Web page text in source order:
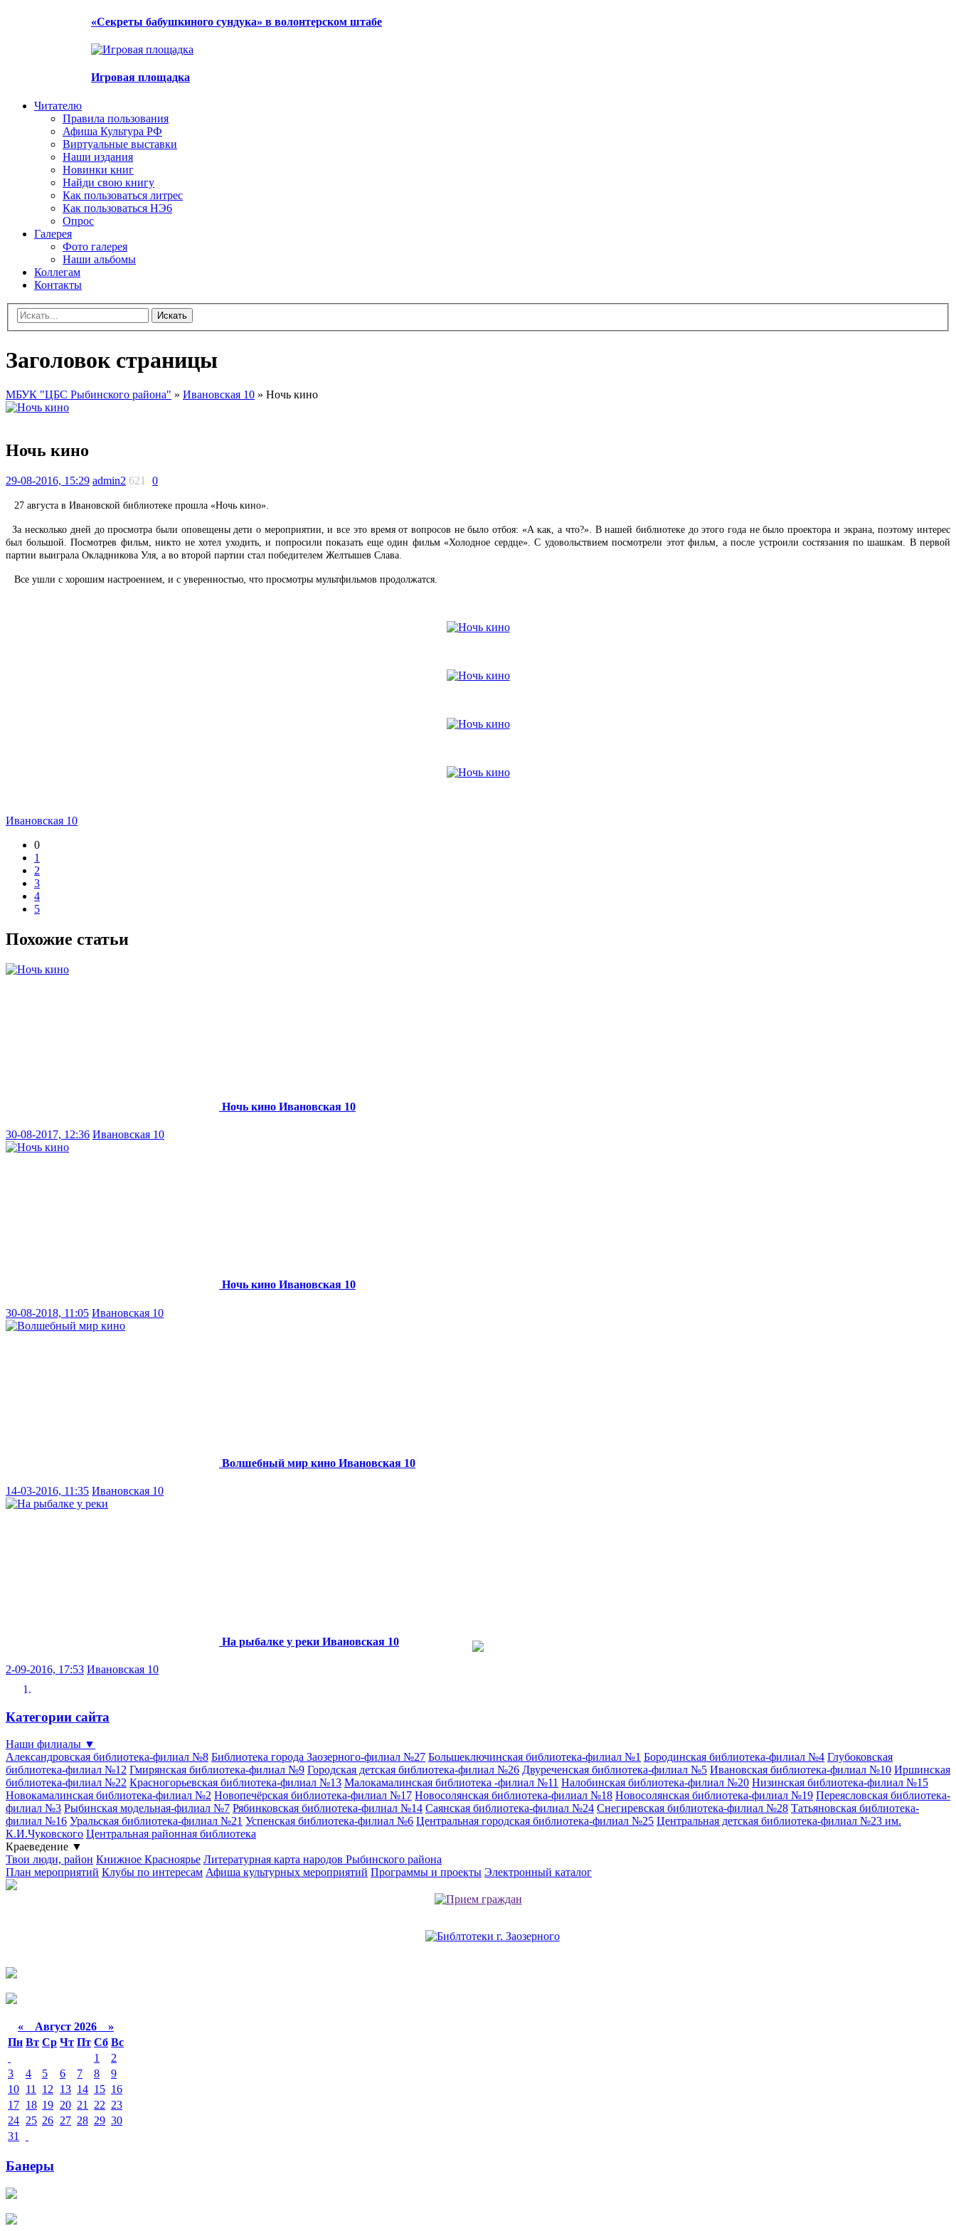
«Секреты бабушкиного сундука» в волонтерском штабе
Игровая площадка
Читателю
Правила пользования
Афиша Культура РФ
Виртуальные выставки
Наши издания
Новинки книг
Найди свою книгу
Как пользоваться литрес
Как пользоваться НЭ6
Опрос
Галерея
Фото галерея
Наши альбомы
Коллегам
Контакты
Искать
Заголовок страницы
МБУК "ЦБС Рыбинского района" » Ивановская 10 » Ночь кино
Ночь кино
29-08-2016, 15:29 admin2 621 0
27 августа в Ивановской библиотеке прошла «Ночь кино».
За несколько дней до просмотра были оповещены дети о мероприятии, и все это время от вопросов не было отбоя: «А как, а что?». В нашей библиотеке до этого года не было проектора и экрана, поэтому интерес
был большой. Посмотрев фильм, никто не хотел уходить, и попросили показать еще один фильм «Холодное сердце». С удовольствием посмотрели этот фильм, а после устроили состязания по шашкам. В первой
партии выиграла Окладникова Уля, а во второй партии стал победителем Желтышев Слава.
Все ушли с хорошим настроением, и с уверенностью, что просмотры мультфильмов продолжатся.
Ивановская 10
0
1
2
3
4
5
Похожие статьи
Ночь кино Ивановская 10
30-08-2017, 12:36 Ивановская 10
Ночь кино Ивановская 10
30-08-2018, 11:05 Ивановская 10
Волшебный мир кино Ивановская 10
14-03-2016, 11:35 Ивановская 10
На рыбалке у реки Ивановская 10
2-09-2016, 17:53 Ивановская 10
Категории сайта
Наши филиалы ▼
Александровская библиотека-филиал №8 Библиотека города Заозерного-филиал №27 Большеключинская библиотека-филиал №1 Бородинская библиотека-филиал №4 Глубоковская
библиотека-филиал №12 Гмирянская библиотека-филиал №9 Городская детская библиотека-филиал №26 Двуреченская библиотека-филиал №5 Ивановская библиотека-филиал №10 Иршинская
библиотека-филиал №22 Красногорьевская библиотека-филиал №13 Малокамалинская библиотека -филиал №11 Налобинская библиотека-филиал №20 Низинская библиотека-филиал №15
Новокамалинская библиотека-филиал №2 Новопечёрская библиотека-филиал №17 Новосолянская библиотека-филиал №18 Новосолянская библиотека-филиал №19 Переясловская библиотека-
филиал №3 Рыбинская модельная-филиал №7 Рябинковская библиотека-филиал №14 Саянская библиотека-филиал №24 Снегиревская библиотека-филиал №28 Татьяновская библиотека-
филиал №16 Уральская библиотека-филиал №21 Успенская библиотека-филиал №6 Центральная городская библиотека-филиал №25 Центральная детская библиотека-филиал №23 им.
К.И.Чуковского Центральная районная библиотека
Краеведение ▼
Твои люди, район Книжное Красноярье Литературная карта народов Рыбинского района
План мероприятий Клубы по интересам Афиша культурных мероприятий Программы и проекты Электронный каталог
« Август 2026 »
Пн Вт Ср Чт Пт Сб Вс
1
2
3
4 5 6 7 8
9
10 11 12 13 14 15 16
17 18 19 20 21 22 23
24 25 26 27 28 29 30
31
Банеры